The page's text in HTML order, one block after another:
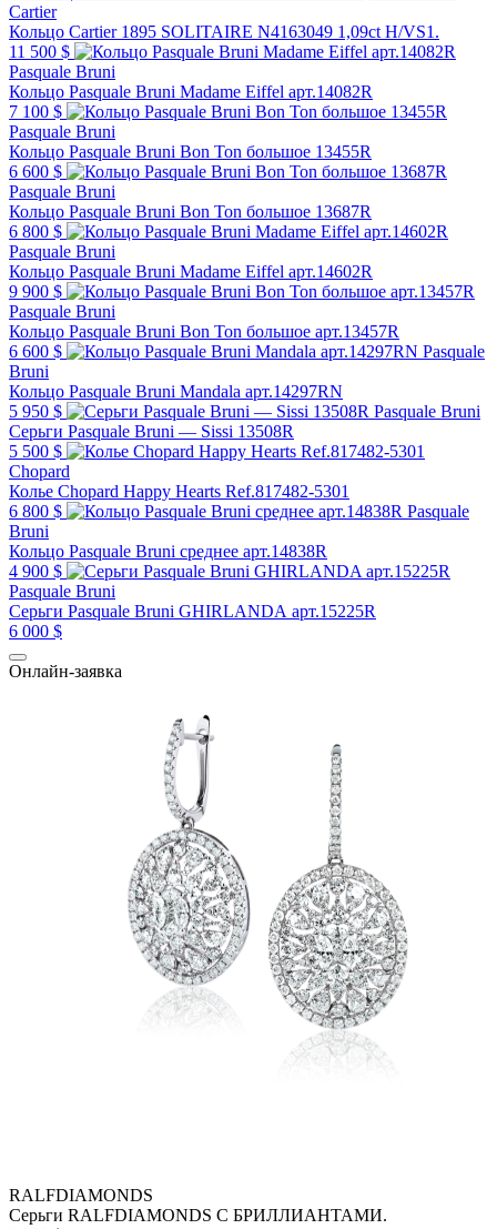
Cartier
Кольцо Cartier 1895 SOLITAIRE N4163049 1,09ct H/VS1.
11 500 $
Pasquale Bruni
Кольцо Pasquale Bruni Madame Eiffel арт.14082R
7 100 $
Pasquale Bruni
Кольцо Pasquale Bruni Bon Ton большое 13455R
6 600 $
Pasquale Bruni
Кольцо Pasquale Bruni Bon Ton большое 13687R
6 800 $
Pasquale Bruni
Кольцо Pasquale Bruni Madame Eiffel арт.14602R
9 900 $
Pasquale Bruni
Кольцо Pasquale Bruni Bon Ton большое арт.13457R
6 600 $
Pasquale
Bruni
Кольцо Pasquale Bruni Mandala арт.14297RN
5 950 $
Pasquale Bruni
Серьги Pasquale Bruni — Sissi 13508R
5 500 $
Chopard
Колье Chopard Happy Hearts Ref.817482-5301
6 800 $
Pasquale
Bruni
Кольцо Pasquale Bruni среднее арт.14838R
4 900 $
Pasquale Bruni
Серьги Pasquale Bruni GHIRLANDA арт.15225R
6 000 $
Онлайн-заявка
RALFDIAMONDS
Серьги RALFDIAMONDS С БРИЛЛИАНТАМИ.